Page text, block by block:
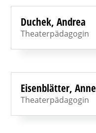
Duchek, Andrea
Theaterpädagogin
Eisenblätter, Anne
Theaterpädagogin